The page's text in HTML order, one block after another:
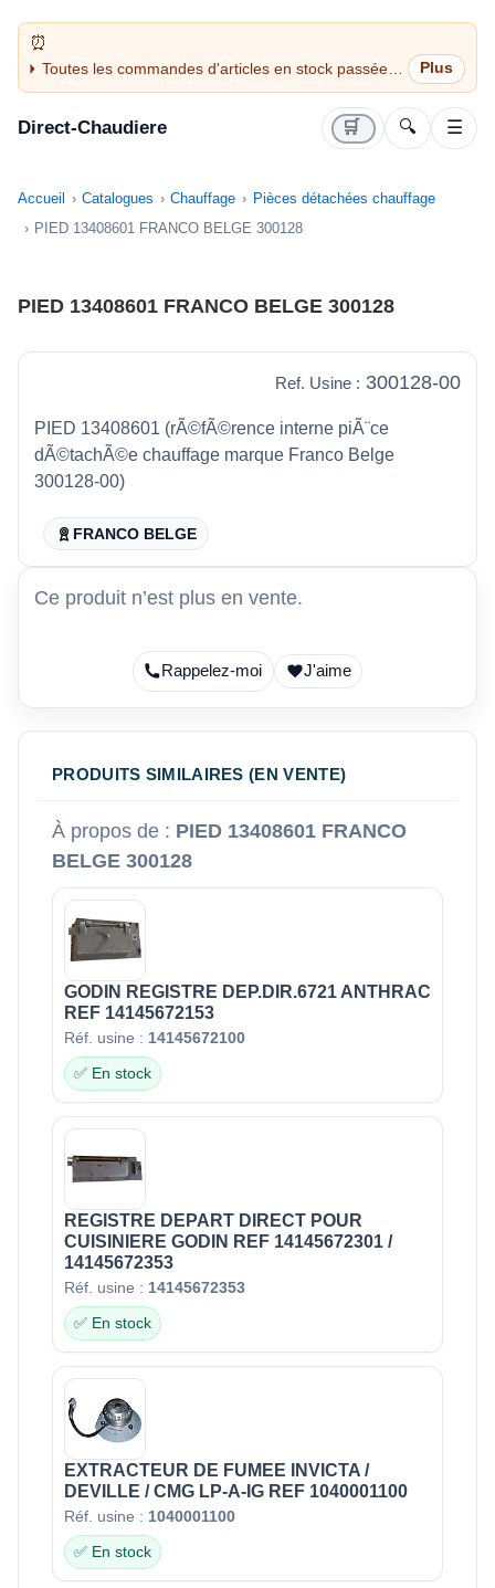
Toutes les commandes d'articles en stock passées
avant 14H sont expédiées le jour même (jours
Direct-Chaudiere 🛒 🔍 ☰
Accueil Catalogues Chauffage
Pièces détachées chauffage
PIED 13408601 FRANCO BELGE 300128
PIED 13408601 FRANCO BELGE 300128
Ref. Usine : 300128-00
PIED 13408601 (rÃ©fÃ©rence interne piÃ¨ce
dÃ©tachÃ©e chauffage marque Franco Belge
300128-00)
FRANCO BELGE
Ce produit n’est plus en vente.
Rappelez-moi J'aime
PRODUITS SIMILAIRES (EN VENTE)
À propos de : PIED 13408601 FRANCO
BELGE 300128
GODIN REGISTRE DEP.DIR.6721 ANTHRAC
REF 14145672153
Réf. usine : 14145672100
✅ En stock
REGISTRE DEPART DIRECT POUR
CUISINIERE GODIN REF 14145672301 /
14145672353
Réf. usine : 14145672353
✅ En stock
EXTRACTEUR DE FUMEE INVICTA /
DEVILLE / CMG LP-A-IG REF 1040001100
Réf. usine : 1040001100
✅ En stock